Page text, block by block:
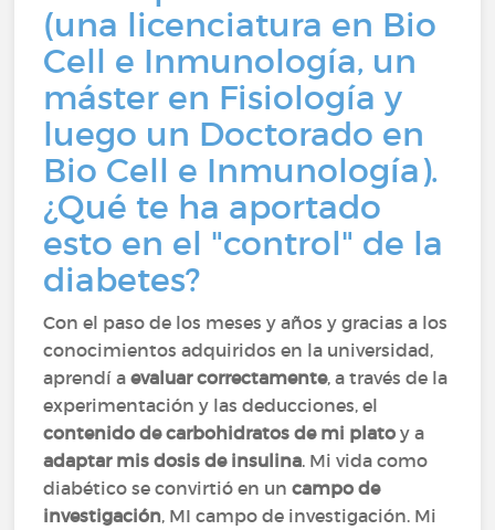
(una licenciatura en Bio
Cell e Inmunología, un
máster en Fisiología y
luego un Doctorado en
Bio Cell e Inmunología).
¿Qué te ha aportado
esto en el "control" de la
diabetes?
Con el paso de los meses y años y gracias a los
conocimientos adquiridos en la universidad,
aprendí aevaluar correctamente, a través de la
experimentación y las deducciones, el
contenido de carbohidratos de mi plato y a
adaptar mis dosis de insulina. Mi vida como
diabético se convirtió en uncampo de
investigación, MI campo de investigación. Mi